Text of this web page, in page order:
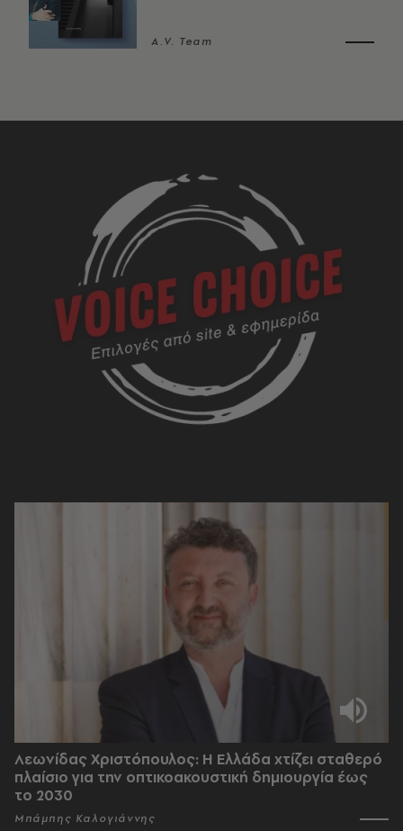
A.V. Team
Λεωνίδας Χριστόπουλος: Η Ελλάδα χτίζει σταθερό
πλαίσιο για την οπτικοακουστική δημιουργία έως
το 2030
Μπάμπης Καλογιάννης